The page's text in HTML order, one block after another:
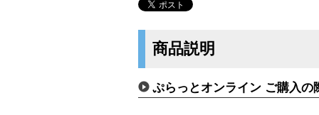
商品説明
ぷらっとオンライン ご購入の